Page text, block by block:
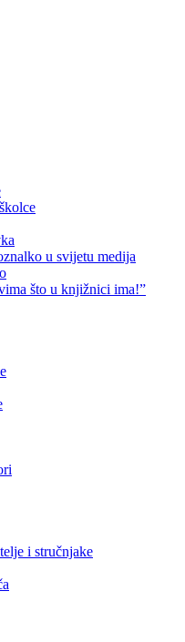
u svijetu medija
što u knjižnici ima!”
i stručnjake